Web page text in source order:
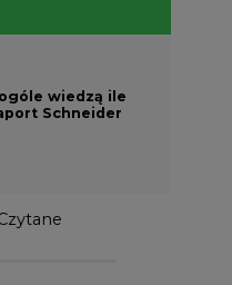
wiedzą ile
Schneider